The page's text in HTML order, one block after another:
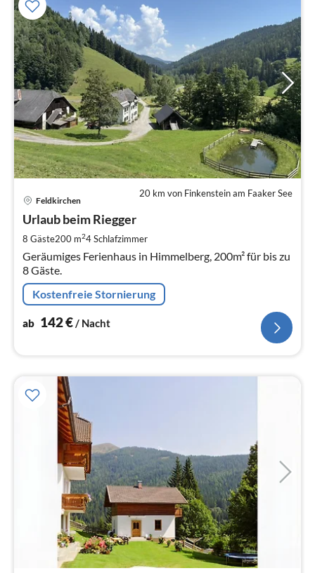
20 km von Finkenstein am Faaker See
Feldkirchen
Urlaub beim Riegger
8 Gäste200 m24Schlafzimmer
Geräumiges Ferienhaus in Himmelberg, 200m² für bis zu
8 Gäste.
Kostenfreie Stornierung
ab 142€/ Nacht